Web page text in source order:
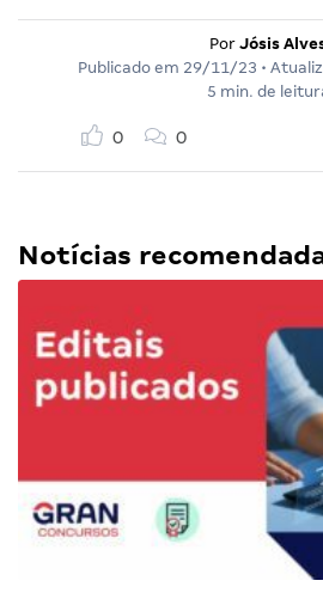
Por Jósis
Publicado em 29/11/23 •
5 min. de
0 0
Notícias